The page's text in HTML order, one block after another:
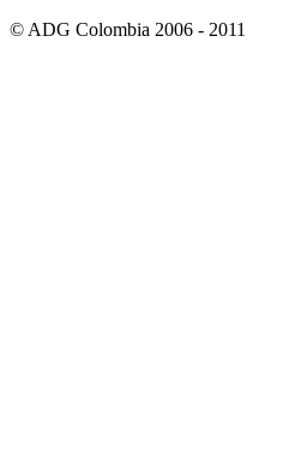
© ADG Colombia 2006 - 2011